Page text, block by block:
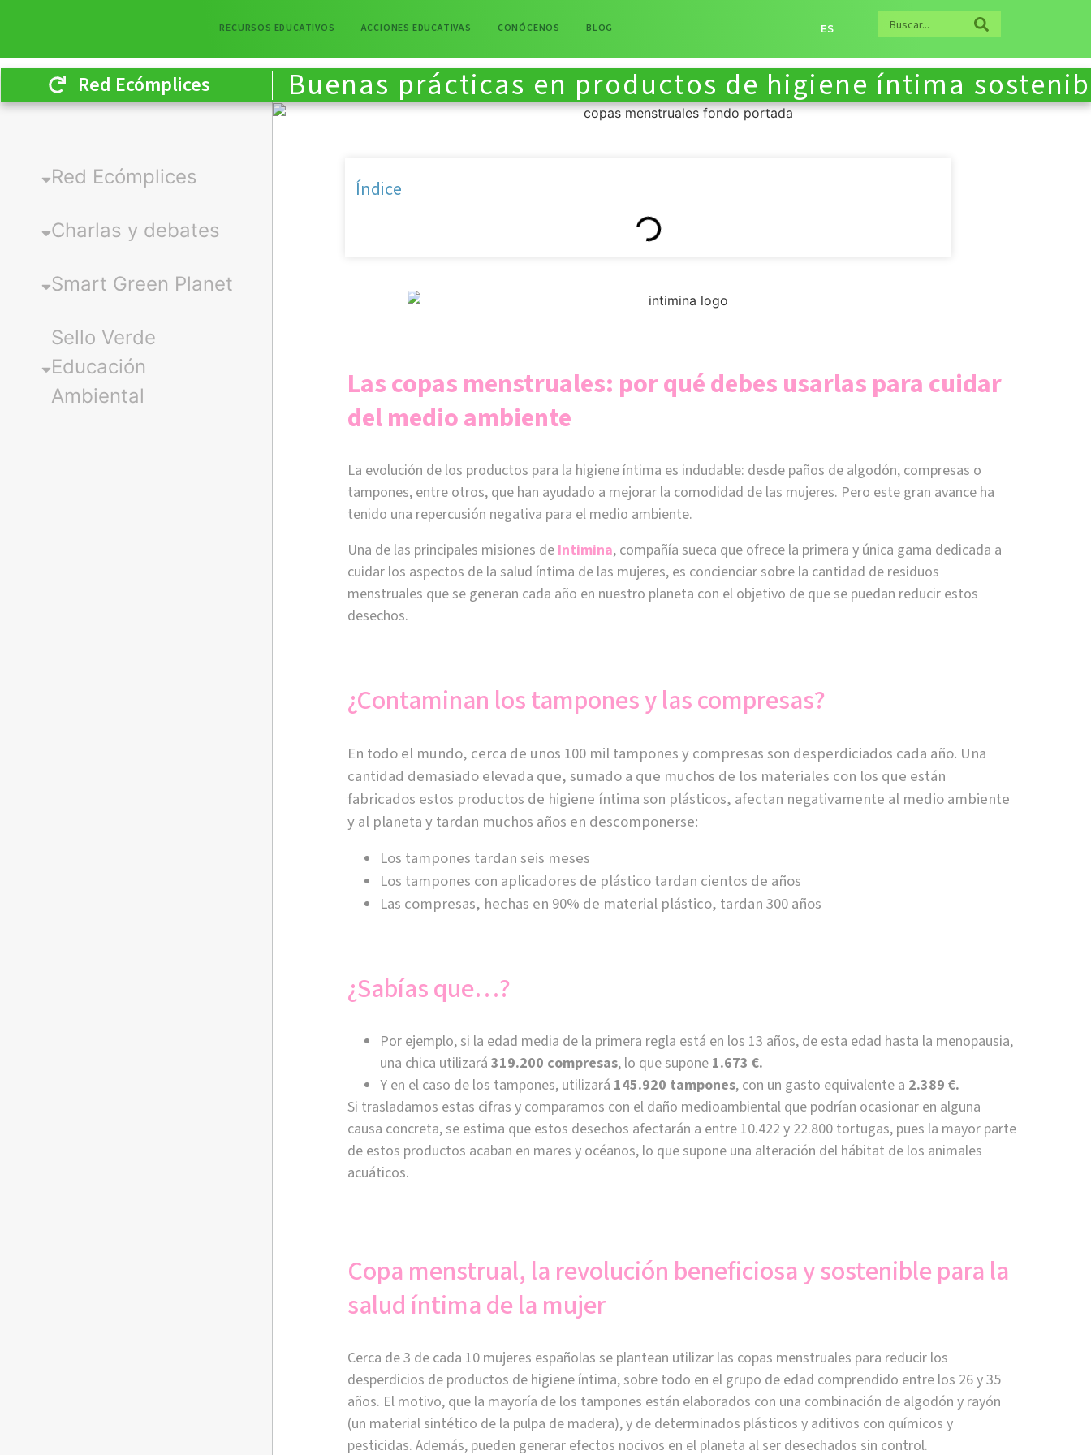
RECURSOS EDUCATIVOS ACCIONES EDUCATIVAS CONÓCENOS BLOG ES
Red Ecómplices Buenas prácticas en productos de higiene íntima
Red Ecómplices
Charlas y debates
Smart Green Planet
Sello Verde
Educación
Ambiental
Índice
Las copas menstruales: por qué debes usarlas para cuidar
del medio ambiente
La evolución de los productos para la higiene íntima es indudable: desde paños de algodón, compresas o
tampones, entre otros, que han ayudado a mejorar la comodidad de las mujeres. Pero este gran avance ha
tenido una repercusión negativa para el medio ambiente.
Una de las principales misiones de Intimina, compañía sueca que ofrece la primera y única gama dedicada a
cuidar los aspectos de la salud íntima de las mujeres, es concienciar sobre la cantidad de residuos
menstruales que se generan cada año en nuestro planeta con el objetivo de que se puedan reducir estos
desechos.
¿Contaminan los tampones y las compresas?
En todo el mundo, cerca de unos 100 mil tampones y compresas son desperdiciados cada año. Una
cantidad demasiado elevada que, sumado a que muchos de los materiales con los que están
fabricados estos productos de higiene íntima son plásticos, afectan negativamente al medio ambiente
y al planeta y tardan muchos años en descomponerse:
Los tampones tardan seis meses
Los tampones con aplicadores de plástico tardan cientos de años
Las compresas, hechas en 90% de material plástico, tardan 300 años
¿Sabías que…?
Por ejemplo, si la edad media de la primera regla está en los 13 años, de esta edad hasta la menopausia,
una chica utilizará 319.200 compresas, lo que supone 1.673 €.
Y en el caso de los tampones, utilizará 145.920 tampones, con un gasto equivalente a 2.389 €.
Si trasladamos estas cifras y comparamos con el daño medioambiental que podrían ocasionar en alguna
causa concreta, se estima que estos desechos afectarán a entre 10.422 y 22.800 tortugas, pues la mayor parte
de estos productos acaban en mares y océanos, lo que supone una alteración del hábitat de los animales
acuáticos.
Copa menstrual, la revolución beneficiosa y sostenible para la
salud íntima de la mujer
Cerca de 3 de cada 10 mujeres españolas se plantean utilizar las copas menstruales para reducir los
desperdicios de productos de higiene íntima, sobre todo en el grupo de edad comprendido entre los 26 y 35
años. El motivo, que la mayoría de los tampones están elaborados con una combinación de algodón y rayón
(un material sintético de la pulpa de madera), y de determinados plásticos y aditivos con químicos y
pesticidas. Además, pueden generar efectos nocivos en el planeta al ser desechados sin control.